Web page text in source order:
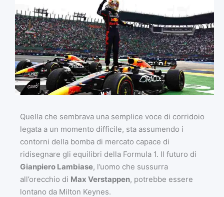
Quella che sembrava una semplice voce di corridoio
legata a un momento difficile, sta assumendo i
contorni della bomba di mercato capace di
ridisegnare gli equilibri della Formula 1. Il futuro di
Gianpiero Lambiase, l’uomo che sussurra
all’orecchio di Max Verstappen, potrebbe essere
lontano da Milton Keynes.